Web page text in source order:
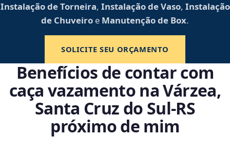
Instalação de Torneira, Instalação de Vaso, Instalação
de Chuveiro e Manutenção de Box.
SOLICITE SEU ORÇAMENTO
Benefícios de contar com
caça vazamento na Várzea,
Santa Cruz do Sul‑RS
próximo de mim